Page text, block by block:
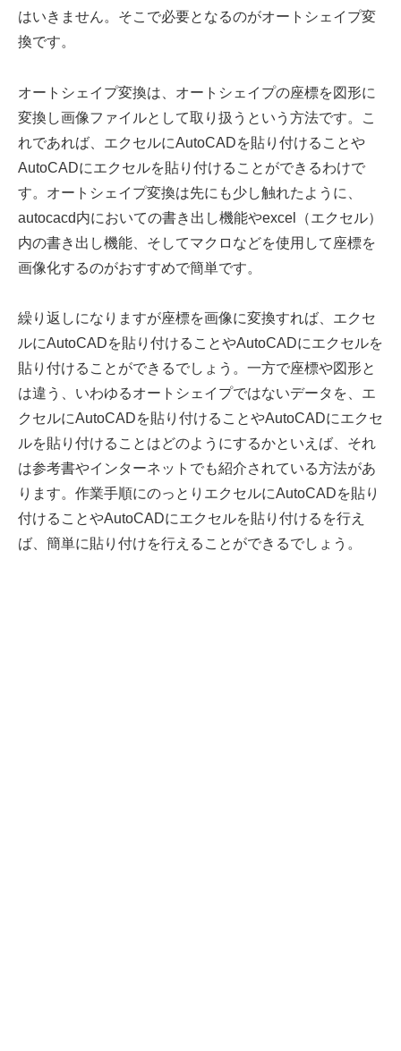
はいきません。そこで必要となるのがオートシェイプ変
換です。
オートシェイプ変換は、オートシェイプの座標を図形に
変換し画像ファイルとして取り扱うという方法です。こ
れであれば、エクセルにAutoCADを貼り付けることや
AutoCADにエクセルを貼り付けることができるわけで
す。オートシェイプ変換は先にも少し触れたように、
autocacd内においての書き出し機能やexcel（エクセル）
内の書き出し機能、そしてマクロなどを使用して座標を
画像化するのがおすすめで簡単です。
繰り返しになりますが座標を画像に変換すれば、エクセ
ルにAutoCADを貼り付けることやAutoCADにエクセルを
貼り付けることができるでしょう。一方で座標や図形と
は違う、いわゆるオートシェイプではないデータを、エ
クセルにAutoCADを貼り付けることやAutoCADにエクセ
ルを貼り付けることはどのようにするかといえば、それ
は参考書やインターネットでも紹介されている方法があ
ります。作業手順にのっとりエクセルにAutoCADを貼り
付けることやAutoCADにエクセルを貼り付けるを行え
ば、簡単に貼り付けを行えることができるでしょう。